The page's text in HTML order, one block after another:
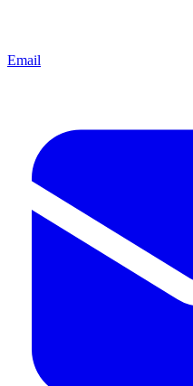
Email